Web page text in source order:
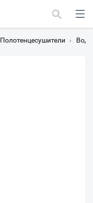
Полотенцесушители ›